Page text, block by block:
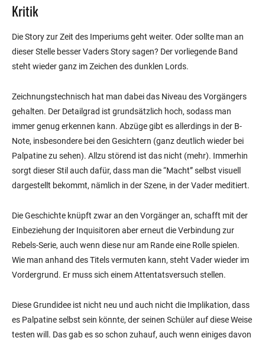
Kritik
Die Story zur Zeit des Imperiums geht weiter. Oder sollte man an
dieser Stelle besser Vaders Story sagen? Der vorliegende Band
steht wieder ganz im Zeichen des dunklen Lords.
Zeichnungstechnisch hat man dabei das Niveau des Vorgängers
gehalten. Der Detailgrad ist grundsätzlich hoch, sodass man
immer genug erkennen kann. Abzüge gibt es allerdings in der B-
Note, insbesondere bei den Gesichtern (ganz deutlich wieder bei
Palpatine zu sehen). Allzu störend ist das nicht (mehr). Immerhin
sorgt dieser Stil auch dafür, dass man die “Macht” selbst visuell
dargestellt bekommt, nämlich in der Szene, in der Vader meditiert.
Die Geschichte knüpft zwar an den Vorgänger an, schafft mit der
Einbeziehung der Inquisitoren aber erneut die Verbindung zur
Rebels-Serie, auch wenn diese nur am Rande eine Rolle spielen.
Wie man anhand des Titels vermuten kann, steht Vader wieder im
Vordergrund. Er muss sich einem Attentatsversuch stellen.
Diese Grundidee ist nicht neu und auch nicht die Implikation, dass
es Palpatine selbst sein könnte, der seinen Schüler auf diese Weise
testen will. Das gab es so schon zuhauf, auch wenn einiges davon